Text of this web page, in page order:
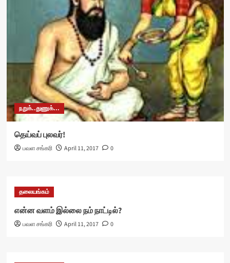
நறுக்..துணுக்...
தெய்வப் புலவர்!
பவள சங்கரி April 11, 2017 0
தலையங்கம்
என்ன வளம் இல்லை நம் நாட்டில்?
பவள சங்கரி April 11, 2017 0